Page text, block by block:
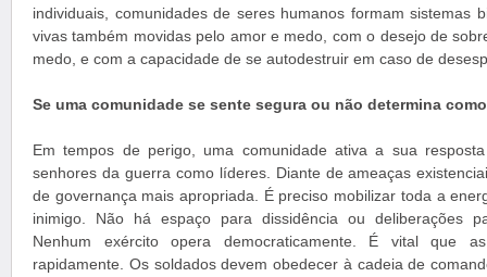
individuais, comunidades de seres humanos formam sistemas
vivas também movidas pelo amor e medo, com o desejo de
medo, e com a capacidade de se autodestruir em caso de
Se uma comunidade se sente segura ou não determina
Em tempos de perigo, uma comunidade ativa a sua
senhores da guerra como líderes. Diante de ameaças
de governança mais apropriada. É preciso mobilizar toda a
inimigo. Não há espaço para dissidência ou deliberações
Nenhum exército opera democraticamente. É vital que
rapidamente. Os soldados devem obedecer à cadeia de